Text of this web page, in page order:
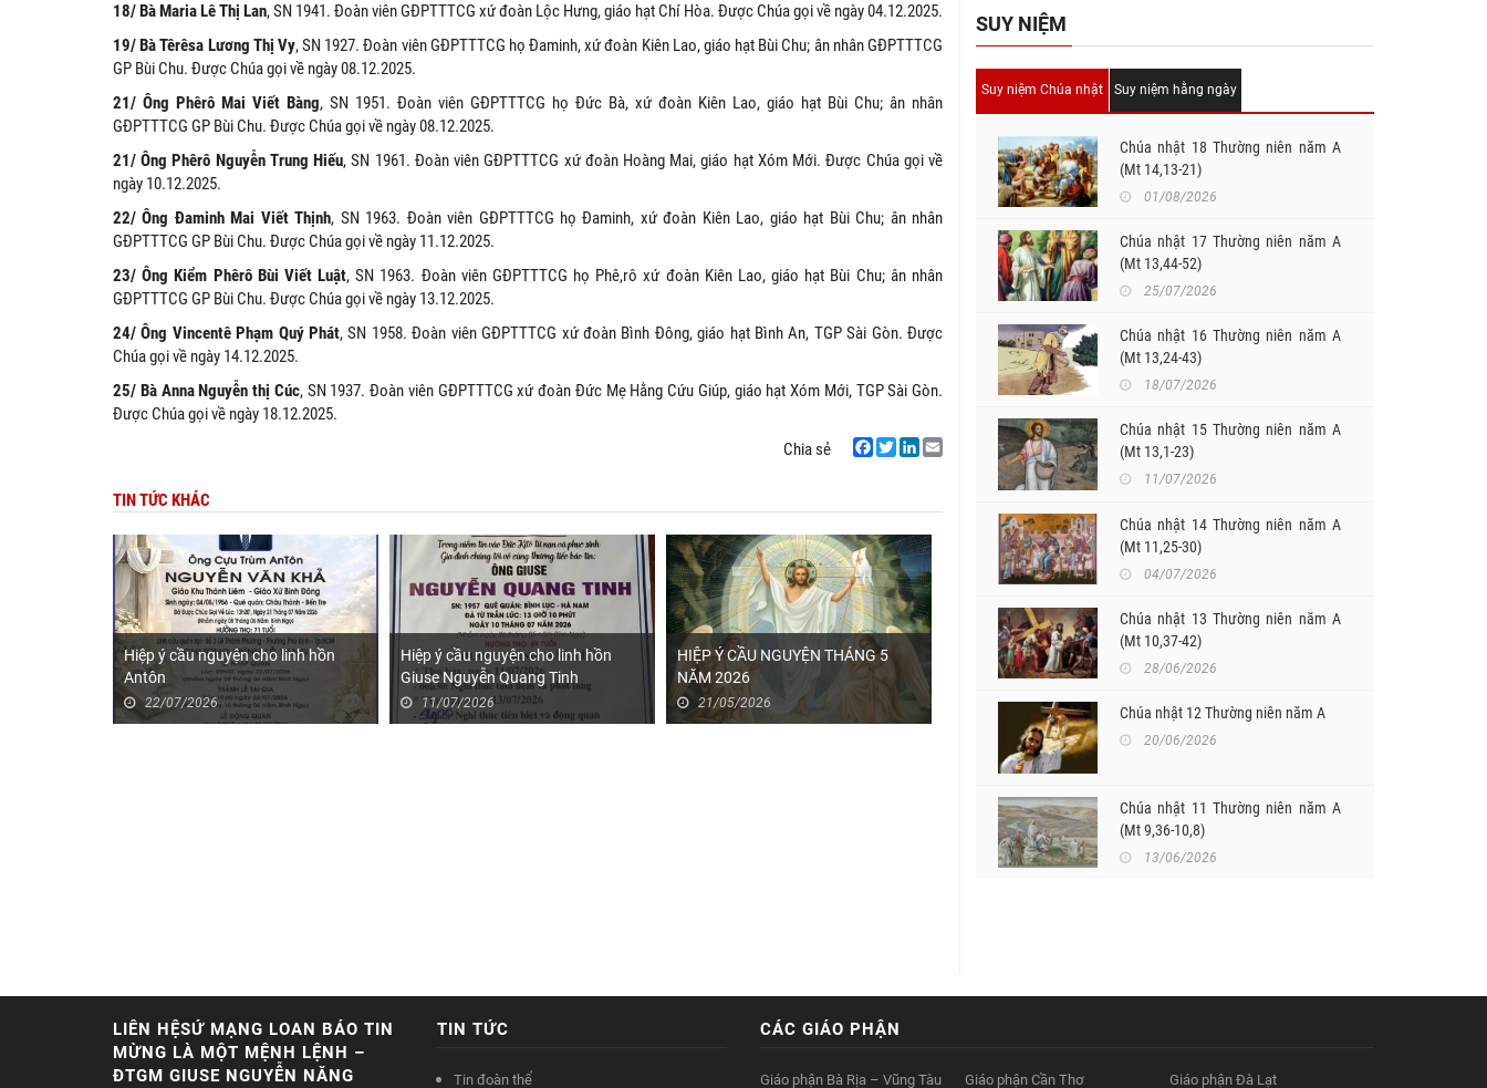
18/ Bà Maria Lê Thị Lan, SN 1941. Đoàn viên GĐPTTTCG xứ đoàn Lộc Hưng, giáo hạt Chí Hòa. Được Chúa gọi về ngày 04.12.2025.
19/ Bà Têrêsa Lương Thị Vy, SN 1927. Đoàn viên GĐPTTTCG họ Đaminh, xứ đoàn Kiên Lao, giáo hạt Bùi Chu; ân nhân GĐPTTTCG
GP Bùi Chu. Được Chúa gọi về ngày 08.12.2025.
21/ Ông Phêrô Mai Viết Bàng, SN 1951. Đoàn viên GĐPTTTCG họ Đức Bà, xứ đoàn Kiên Lao, giáo hạt Bùi Chu; ân nhân
GĐPTTTCG GP Bùi Chu. Được Chúa gọi về ngày 08.12.2025.
21/ Ông Phêrô Nguyễn Trung Hiếu, SN 1961. Đoàn viên GĐPTTTCG xứ đoàn Hoàng Mai, giáo hạt Xóm Mới. Được Chúa gọi về
ngày 10.12.2025.
22/ Ông Đaminh Mai Viết Thịnh, SN 1963. Đoàn viên GĐPTTTCG họ Đaminh, xứ đoàn Kiên Lao, giáo hạt Bùi Chu; ân nhân
GĐPTTTCG GP Bùi Chu. Được Chúa gọi về ngày 11.12.2025.
23/ Ông Kiểm Phêrô Bùi Viết Luật, SN 1963. Đoàn viên GĐPTTTCG họ Phê,rô xứ đoàn Kiên Lao, giáo hạt Bùi Chu; ân nhân
GĐPTTTCG GP Bùi Chu. Được Chúa gọi về ngày 13.12.2025.
24/ Ông Vincentê Phạm Quý Phát, SN 1958. Đoàn viên GĐPTTTCG xứ đoàn Bình Đông, giáo hạt Bình An, TGP Sài Gòn. Được
Chúa gọi về ngày 14.12.2025.
25/ Bà Anna Nguyễn thị Cúc, SN 1937. Đoàn viên GĐPTTTCG xứ đoàn Đức Mẹ Hằng Cứu Giúp, giáo hạt Xóm Mới, TGP Sài Gòn.
Được Chúa gọi về ngày 18.12.2025.
Chia sẻ
TIN TỨC KHÁC
Hiệp ý cầu nguyện cho linh hồn
Antôn
22/07/2026
Hiệp ý cầu nguyện cho linh hồn
Giuse Nguyễn Quang Tinh
11/07/2026
HIỆP Ý CẦU NGUYỆN THÁNG 5
NĂM 2026
21/05/2026
HIỆP Ý CẦU NGUYỆN
23/03/2026 22/03/2026
SUY NIỆM
Suy niệm Chúa nhật Suy niệm hằng ngày
Chúa nhật 18 Thường niên năm A
(Mt 14,13-21)
01/08/2026
Chúa nhật 17 Thường niên năm A
(Mt 13,44-52)
25/07/2026
Chúa nhật 16 Thường niên năm A
(Mt 13,24-43)
18/07/2026
Chúa nhật 15 Thường niên năm A
(Mt 13,1-23)
11/07/2026
Chúa nhật 14 Thường niên năm A
(Mt 11,25-30)
04/07/2026
Chúa nhật 13 Thường niên năm A
(Mt 10,37-42)
28/06/2026
Chúa nhật 12 Thường niên năm A
20/06/2026
Chúa nhật 11 Thường niên năm A
(Mt 9,36-10,8)
13/06/2026
LIÊN HỆSỨ MẠNG LOAN BÁO TIN
MỪNG LÀ MỘT MỆNH LỆNH –
ĐTGM GIUSE NGUYỄN NĂNG
TIN TỨC
Tin đoàn thể
CÁC GIÁO PHẬN
Giáo phận Bà Rịa – Vũng Tàu Giáo phận Cần Thơ Giáo phận Đà Lạt